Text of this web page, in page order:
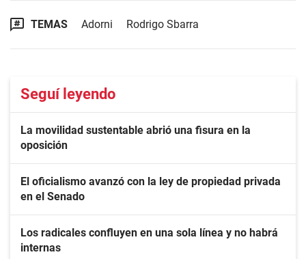
TEMAS Adorni Rodrigo Sbarra
Seguí leyendo
La movilidad sustentable abrió una fisura en la
oposición
El oficialismo avanzó con la ley de propiedad privada
en el Senado
Los radicales confluyen en una sola línea y no habrá
internas